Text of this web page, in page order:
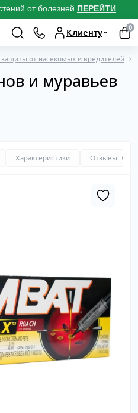
от болезней ПЕРЕЙТИ
Клиенту
0
защиты от насекомых и вредителей
и муравьев
Характеристики Отзывы